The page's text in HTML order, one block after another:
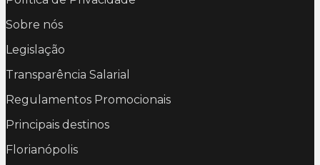
Sobre nós
Legislação
Transparência Salarial
Regulamentos Promocionais
Principais destinos
Florianópolis